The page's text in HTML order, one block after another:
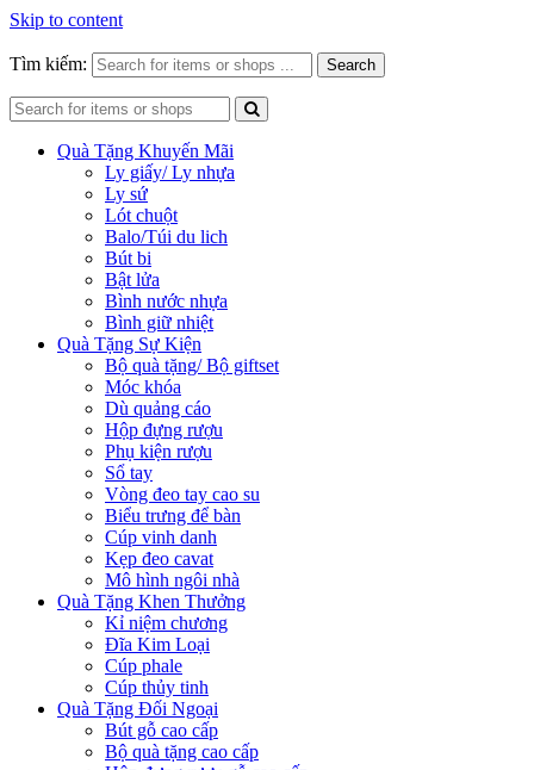
Skip to content
Tìm kiếm: Search
Quà Tặng Khuyến Mãi
Ly giấy/ Ly nhựa
Ly sứ
Lót chuột
Balo/Túi du lich
Bút bi
Bật lửa
Bình nước nhựa
Bình giữ nhiệt
Quà Tặng Sự Kiện
Bộ quà tặng/ Bộ giftset
Móc khóa
Dù quảng cáo
Hộp đựng rượu
Phụ kiện rượu
Sổ tay
Vòng đeo tay cao su
Biểu trưng để bàn
Cúp vinh danh
Kẹp đeo cavat
Mô hình ngôi nhà
Quà Tặng Khen Thưởng
Kỉ niệm chương
Đĩa Kim Loại
Cúp phale
Cúp thủy tinh
Quà Tặng Đối Ngoại
Bút gỗ cao cấp
Bộ quà tặng cao cấp